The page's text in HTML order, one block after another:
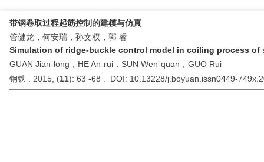
带钢卷取过程起筋控制的建模与仿真
管健龙，何安瑞，孙文权，郭 睿
Simulation of ridge-buckle control model in coiling process of
GUAN Jian-long，HE An-rui，SUN Wen-quan，GUO Rui
钢铁 . 2015, (11): 63 -68 . DOI: 10.13228/j.boyuan.issn0449-